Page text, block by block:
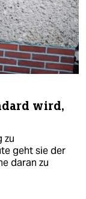
wird,
zu
geht sie der
daran zu